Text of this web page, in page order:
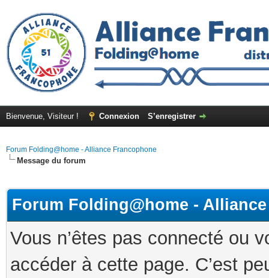
Bienvenue, Visiteur ! Connexion S’enregistrer
Forum Folding@home - Alliance Francophone
Message du forum
Forum Folding@home -
Vous n’êtes pas connecté ou
accéder à cette page. C’est